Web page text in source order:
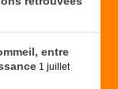
entre
1 juillet